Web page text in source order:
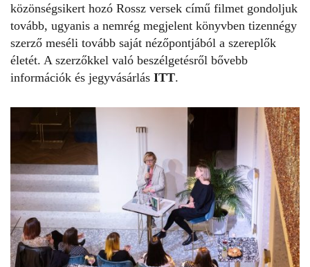
közönségsikert hozó Rossz versek című filmet gondoljuk
tovább, ugyanis a nemrég megjelent könyvben tizennégy
szerző meséli tovább saját nézőpontjából a szereplők
életét. A szerzőkkel való beszélgetésről bővebb
információk és jegyvásárlás ITT.